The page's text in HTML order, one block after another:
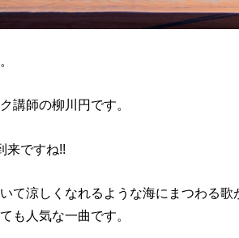
講師の柳川円です。
来ですね!!
て涼しくなれるような海にまつわる
も人気な一曲です。